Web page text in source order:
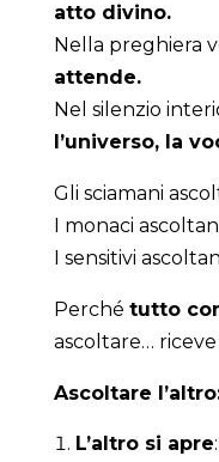
atto divino.
Nella preghiera
attende.
Nel silenzio
l’universo, la
Gli sciamani
I monaci
I sensitivi
Perché tutto
ascoltare…
Ascoltare
L’altro si apre